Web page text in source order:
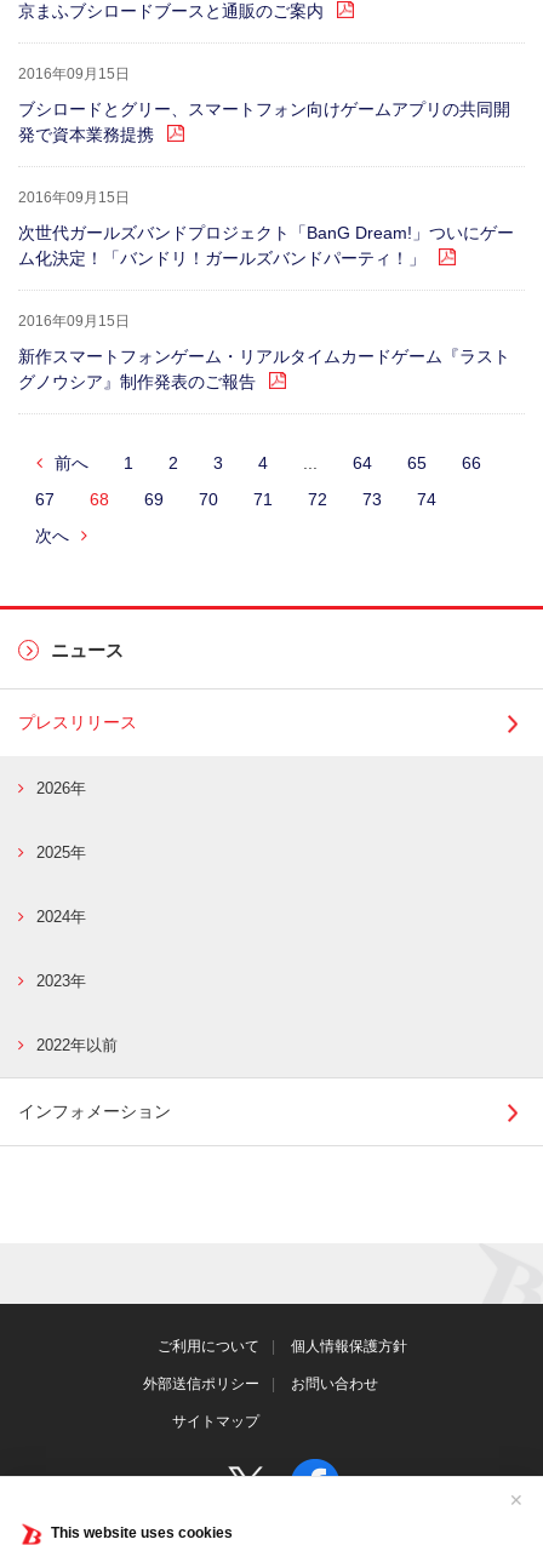
This website uses cookies
✕
京まふブシロードブースと通販のご案内
2016年09月15日
ブシロードとグリー、スマートフォン向けゲームアプリの共同開
発で資本業務提携
2016年09月15日
次世代ガールズバンドプロジェクト「BanG Dream!」ついにゲー
ム化決定！「バンドリ！ガールズバンドパーティ！」
2016年09月15日
新作スマートフォンゲーム・リアルタイムカードゲーム『ラスト
グノウシア』制作発表のご報告
前へ 1 2 3 4 64 65
66
67
68 69 70 71 72 73
74
次へ
ニュース
プレスリリース
2026年
2025年
2024年
2023年
2022年以前
インフォメーション
ご利用について 個人情報保護方針
外部送信ポリシー お問い合わせ
サイトマップ